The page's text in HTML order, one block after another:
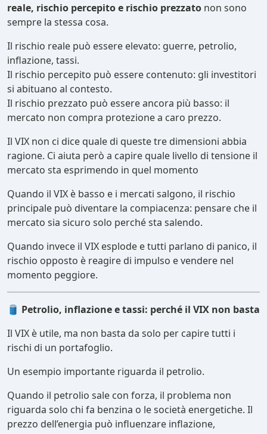
reale, rischio percepito e rischio prezzato non sono
sempre la stessa cosa.
Il rischio reale può essere elevato: guerre, petrolio,
inflazione, tassi.
Il rischio percepito può essere contenuto: gli investitori
si abituano al contesto.
Il rischio prezzato può essere ancora più basso: il
mercato non compra protezione a caro prezzo.
Il VIX non ci dice quale di queste tre dimensioni abbia
ragione. Ci aiuta però a capire quale livello di tensione il
mercato sta esprimendo in quel momento
Quando il VIX è basso e i mercati salgono, il rischio
principale può diventare la compiacenza: pensare che il
mercato sia sicuro solo perché sta salendo.
Quando invece il VIX esplode e tutti parlano di panico, il
rischio opposto è reagire di impulso e vendere nel
momento peggiore.
🛢 ️ Petrolio, inflazione e tassi: perché il VIX non basta
Il VIX è utile, ma non basta da solo per capire tutti i
rischi di un portafoglio.
Un esempio importante riguarda il petrolio.
Quando il petrolio sale con forza, il problema non
riguarda solo chi fa benzina o le società energetiche. Il
prezzo dell’energia può influenzare inflazione,